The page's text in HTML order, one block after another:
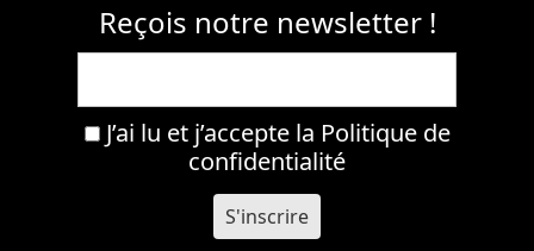
Reçois notre newsletter !
J’ai lu et j’accepte la Politique de
confidentialité